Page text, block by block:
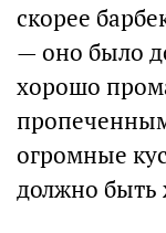
скорее
— оно было
хорошо
огромные
должно быть